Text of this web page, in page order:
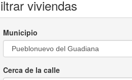
viviendas
Municipio
Cerca de la calle